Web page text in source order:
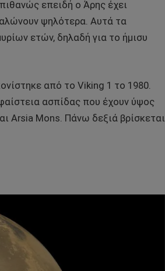
επειδή ο Άρης έχει
ψηλότερα. Αυτά τα
ετών, δηλαδή για το ήμισυ
από το Viking 1 το 1980.
ασπίδας που έχουν ύψος
Arsia Mons. Πάνω δεξιά βρίσκεται